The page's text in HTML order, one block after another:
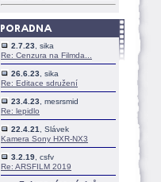
2.7.23 , sika
Re: Cenzura na Filmda...
26.6.23 , sika
Re: Editace sdružení
23.4.23 , mesrsmid
Re: lepidlo
22.4.21
, Slávek
Kamera Sony HXR-NX3
3.2.19 , csfv
Re: ARSFILM 2019